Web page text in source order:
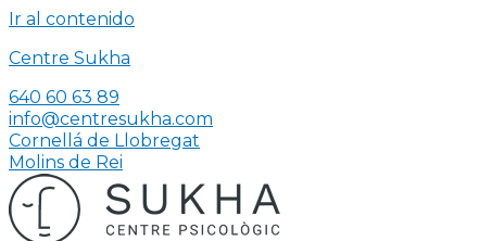
Ir al contenido
Centre Sukha
640 60 63 89
info@centresukha.com
Cornellá de Llobregat
Molins de Rei